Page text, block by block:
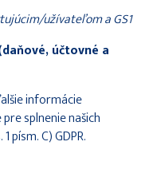
užívateľom a GS1
účtovné a
informácie
splnenie našich
písm. C) GDPR.